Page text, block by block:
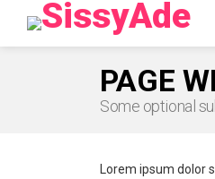
PAGE
Some optional
Lorem ipsum